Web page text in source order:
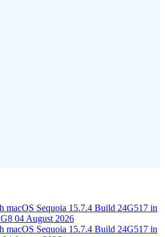
macOS Sequoia 15.7.4 Build 24G517 in
04 August 2026
macOS Sequoia 15.7.4 Build 24G517 in